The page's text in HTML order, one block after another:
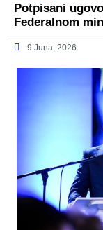
Potpisani
Federalnom
9 Juna, 2026